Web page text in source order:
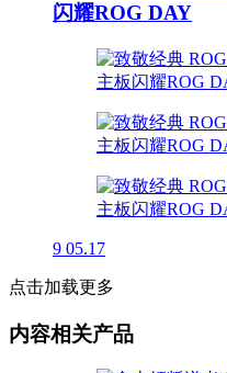
闪耀ROG DAY
9 05.17
点击加载更多
内容相关产品